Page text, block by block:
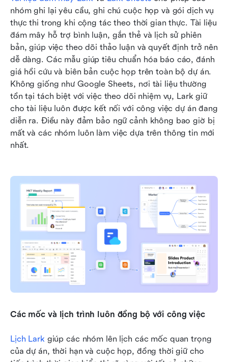
nhóm ghi lại yêu cầu, ghi chú cuộc họp và gói dịch vụ
thực thi trong khi cộng tác theo thời gian thực. Tài liệu
đám mây hỗ trợ bình luận, gắn thẻ và lịch sử phiên
bản, giúp việc theo dõi thảo luận và quyết định trở nên
dễ dàng. Các mẫu giúp tiêu chuẩn hóa báo cáo, đánh
giá hồi cứu và biên bản cuộc họp trên toàn bộ dự án.
Không giống như Google Sheets, nơi tài liệu thường
tồn tại tách biệt với việc theo dõi nhiệm vụ, Lark giữ
cho tài liệu luôn được kết nối với công việc dự án đang
diễn ra. Điều này đảm bảo ngữ cảnh không bao giờ bị
mất và các nhóm luôn làm việc dựa trên thông tin mới
nhất.
Các mốc và lịch trình luôn đồng bộ với công việc
Lịch Lark giúp các nhóm lên lịch các mốc quan trọng
của dự án, thời hạn và cuộc họp, đồng thời giữ cho